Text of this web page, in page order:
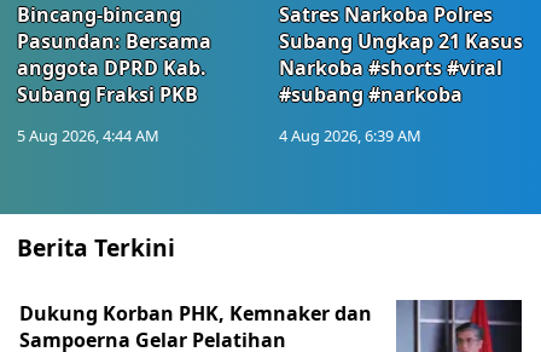
Bincang-bincang
Pasundan: Bersama
anggota DPRD Kab.
Subang Fraksi PKB
5 Aug 2026, 4:44 AM
Satres Narkoba Polres
Subang Ungkap 21 Kasus
Narkoba #shorts #viral
#subang #narkoba
4 Aug 2026, 6:39 AM
Berita Terkini
Dukung Korban PHK, Kemnaker dan
Sampoerna Gelar Pelatihan